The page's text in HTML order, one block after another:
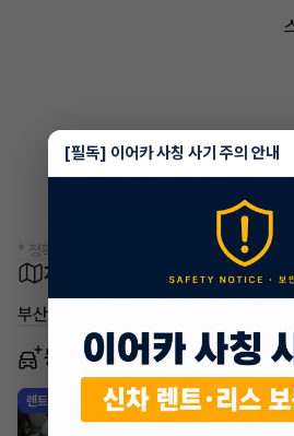
스티
주행안전 차체자
* 정확한 정보는 판매자와 반드시 확인하시기 바
차량 위치
부산광역시 부산진구 범천2동
동일 차종 이어카
렌트 현대 베뉴
2026년·프리미엄
[필독] 이어카 사칭 사기 주의 안내